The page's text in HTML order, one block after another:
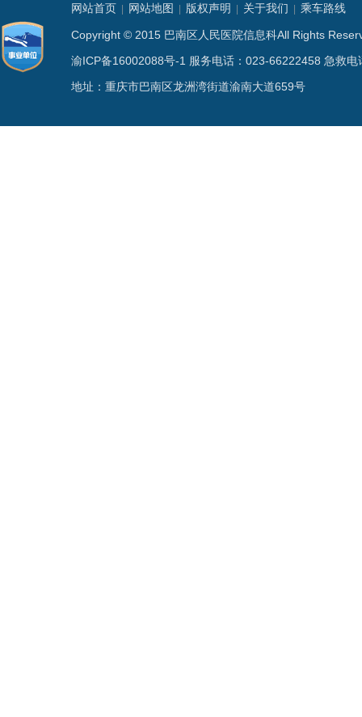
网站首页 网站地图 版权声明 关于我们 乘车路线
Copyright © 2015 巴南区人民医院信息科All Rights
渝ICP备16002088号-1 服务电话：023-66222458 急救
地址：重庆市巴南区龙洲湾街道渝南大道659号